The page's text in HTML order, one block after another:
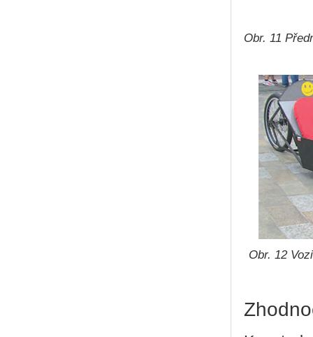
Obr. 11
Obr. 12